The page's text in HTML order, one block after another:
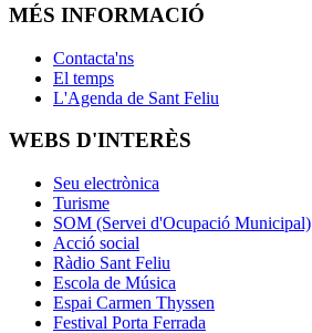
MÉS INFORMACIÓ
Contacta'ns
El temps
L'Agenda de Sant Feliu
WEBS D'INTERÈS
Seu electrònica
Turisme
SOM (Servei d'Ocupació Municipal)
Acció social
Ràdio Sant Feliu
Escola de Música
Espai Carmen Thyssen
Festival Porta Ferrada